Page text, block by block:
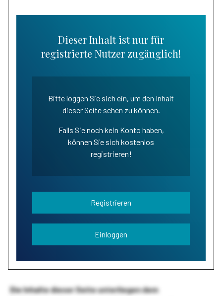
Dieser Inhalt ist nur für
registrierte Nutzer zugänglich!
Bitte loggen Sie sich ein, um den Inhalt
dieser Seite sehen zu können.
Falls Sie noch kein Konto haben,
können Sie sich kostenlos
registrieren!
Registrieren
Einloggen
Die Inhalte dieser Seite unterliegen dem